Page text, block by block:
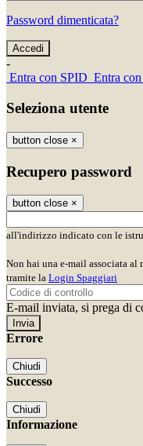
Password dimenticata?
-
Entra con SPID Entra
Seleziona utente
button close ×
Recupero password
button close ×
all'indirizzo indicato con le
Non hai una e-mail associata al
tramite la Login Spaggiari
E-mail inviata, si prega di
Errore
Chiudi
Successo
Chiudi
Informazione